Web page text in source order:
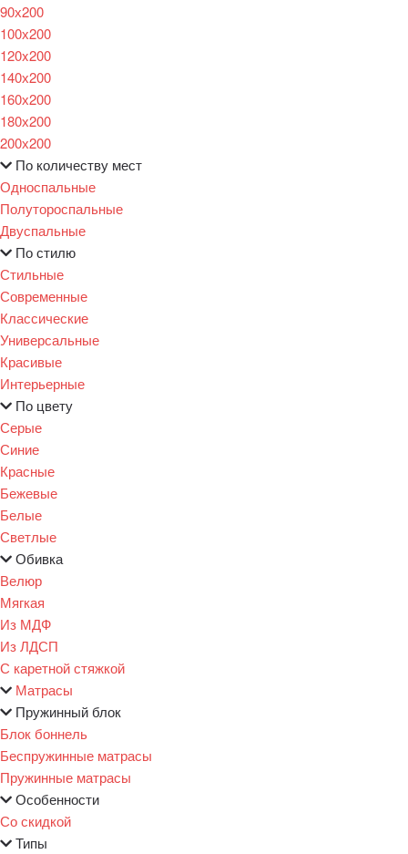
90х200
100х200
120x200
140х200
160х200
180х200
200х200
По количеству мест
Односпальные
Полутороспальные
Двуспальные
По стилю
Стильные
Современные
Классические
Универсальные
Красивые
Интерьерные
По цвету
Серые
Синие
Красные
Бежевые
Белые
Светлые
Обивка
Велюр
Мягкая
Из МДФ
Из ЛДСП
С каретной стяжкой
Матрасы
Пружинный блок
Блок боннель
Беспружинные матрасы
Пружинные матрасы
Особенности
Со скидкой
Типы